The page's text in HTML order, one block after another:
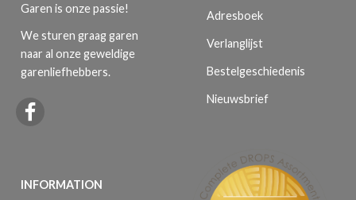
Garen is onze passie!
We sturen graag garen
naar al onze geweldige
garenliefhebbers.
INFORMATION
Adresboek
Verlanglijst
Bestelgeschiedenis
Nieuwsbrief